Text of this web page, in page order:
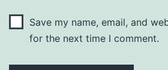
Save my name, email, and
for the next time I comment.